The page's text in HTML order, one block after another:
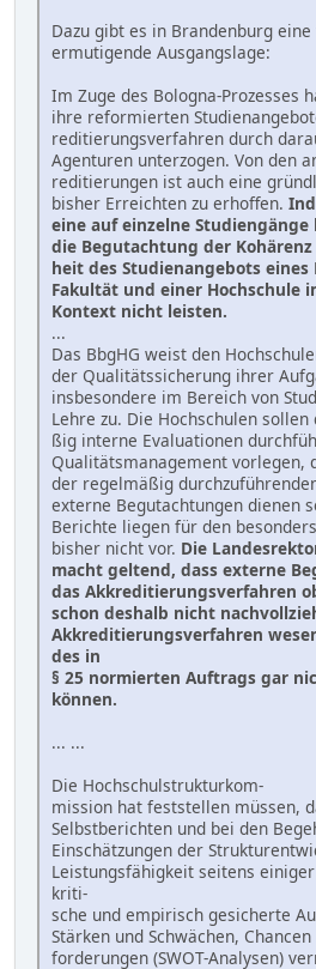
Dazu gibt es in Brandenburg
ermutigende Ausgangslage:
Im Zuge des Bologna-Prozesses
ihre reformierten
reditierungsverfahren durch
Agenturen unterzogen. Von den
reditierungen ist auch eine
bisher Erreichten zu erhoffen.
eine auf einzelne Studiengänge
die Begutachtung der
heit des Studienangebots eines
Fakultät und einer Hochschule
Kontext nicht leisten.
...
Das BbgHG weist den
der Qualitätssicherung ihrer
insbesondere im Bereich von
Lehre zu. Die Hochschulen
ßig interne Evaluationen
Qualitätsmanagement vorlegen,
der regelmäßig
externe Begutachtungen dienen
Berichte liegen für den
bisher nicht vor. Die
macht geltend, dass externe
das Akkreditierungsverfahren
schon deshalb nicht
Akkreditierungsverfahren
des in
§ 25 normierten Auftrags gar
können.
... ...
Die Hochschulstrukturkom-
mission hat feststellen müssen,
Selbstberichten und bei den
Einschätzungen der
Leistungsfähigkeit seitens
kriti-
sche und empirisch gesicherte
Stärken und Schwächen,
forderungen (SWOT-Analysen)